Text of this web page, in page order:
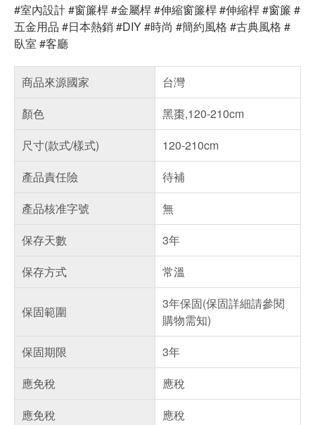
#室內設計 #窗簾桿 #金屬桿 #伸縮窗簾桿 #伸縮桿 #窗簾 #
五金用品 #日本熱銷 #DIY #時尚 #簡約風格 #古典風格 #
臥室 #客廳
商品來源國家
台灣
顏色
黑棗,120-210cm
尺寸(款式/樣式)
120-210cm
產品責任險
待補
產品核准字號
無
保存天數
3年
保存方式
常溫
保固範圍
3年保固(保固詳細請參閱
購物需知)
保固期限
3年
應免稅
應稅
應免稅
應稅